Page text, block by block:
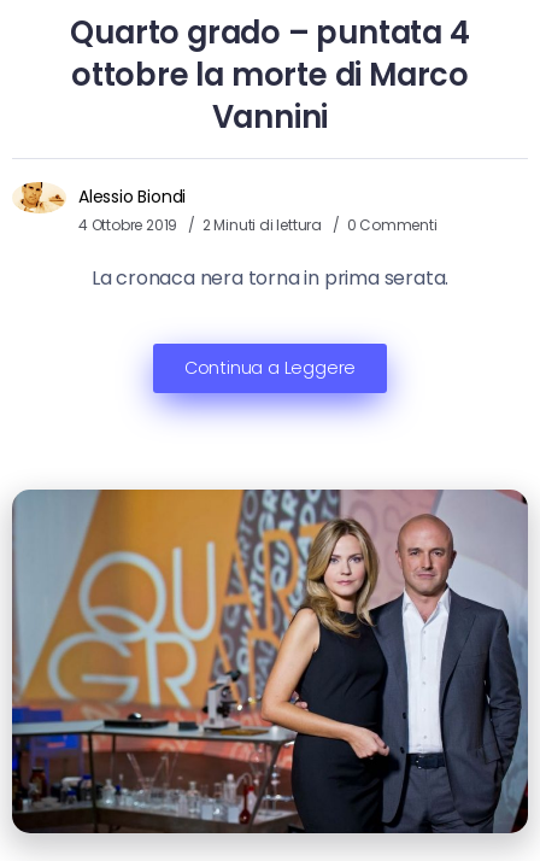
Quarto grado – puntata 4
ottobre la morte di Marco
Vannini
Alessio Biondi
4 Ottobre 2019 2 Minuti di lettura 0 Commenti
La cronaca nera torna in prima serata.
Continua a Leggere